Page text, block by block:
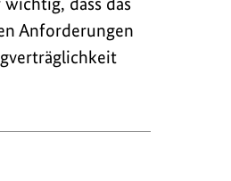
Anforderungen